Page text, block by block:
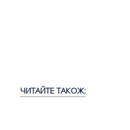
ЧИТАЙТЕ ТАКОЖ: